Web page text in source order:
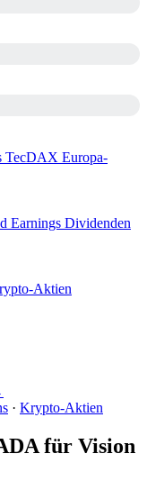
TecDAX Europa-
Earnings Dividenden
Aktien
· Krypto-Aktien
für Vision